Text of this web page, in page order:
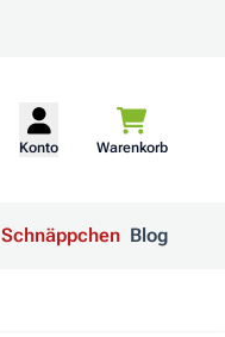
Konto Warenkorb
Schnäppchen Blog